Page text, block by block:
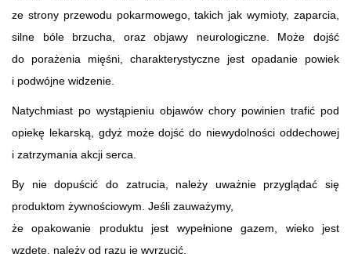
ze strony przewodu pokarmowego, takich jak wymioty, zaparcia,
silne bóle brzucha, oraz objawy neurologiczne. Może dojść
do porażenia mięśni, charakterystyczne jest opadanie powiek
i podwójne widzenie.
Natychmiast po wystąpieniu objawów chory powinien trafić pod
opiekę lekarską, gdyż może dojść do niewydolności oddechowej
i zatrzymania akcji serca.
By nie dopuścić do zatrucia, należy uważnie przyglądać się
produktom żywnościowym. Jeśli zauważymy,
że opakowanie produktu jest wypełnione gazem, wieko jest
wzdęte, należy od razu je wyrzucić.